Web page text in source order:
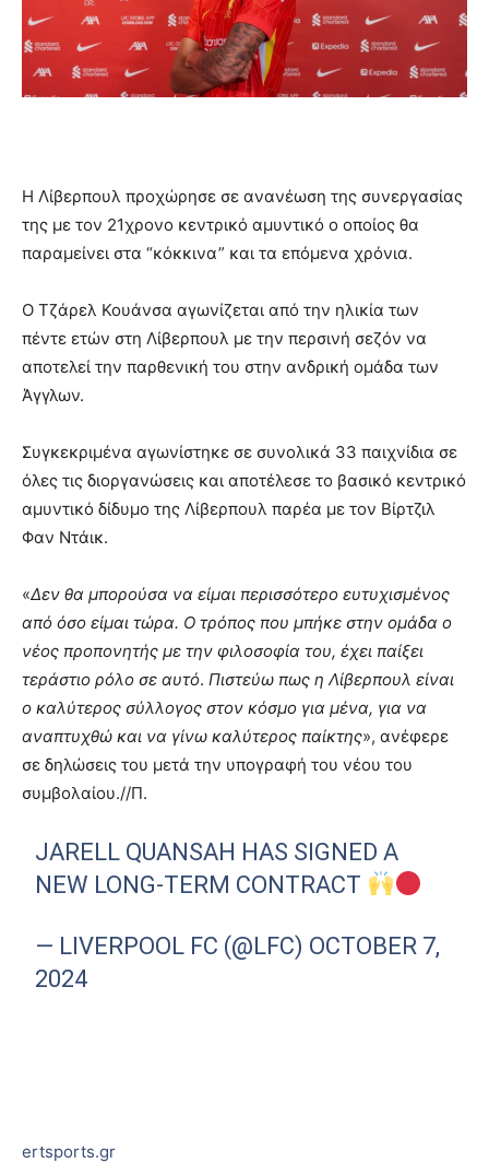
Η Λίβερπουλ προχώρησε σε ανανέωση της συνεργασίας
της με τον 21χρονο κεντρικό αμυντικό ο οποίος θα
παραμείνει στα “κόκκινα” και τα επόμενα χρόνια.
Ο Τζάρελ Κουάνσα αγωνίζεται από την ηλικία των
πέντε ετών στη Λίβερπουλ με την περσινή σεζόν να
αποτελεί την παρθενική του στην ανδρική ομάδα των
Άγγλων.
Συγκεκριμένα αγωνίστηκε σε συνολικά 33 παιχνίδια σε
όλες τις διοργανώσεις και αποτέλεσε το βασικό κεντρικό
αμυντικό δίδυμο της Λίβερπουλ παρέα με τον Βίρτζιλ
Φαν Ντάικ.
«Δεν θα μπορούσα να είμαι περισσότερο ευτυχισμένος
από όσο είμαι τώρα. Ο τρόπος που μπήκε στην ομάδα ο
νέος προπονητής με την φιλοσοφία του, έχει παίξει
τεράστιο ρόλο σε αυτό. Πιστεύω πως η Λίβερπουλ είναι
ο καλύτερος σύλλογος στον κόσμο για μένα, για να
αναπτυχθώ και να γίνω καλύτερος παίκτης», ανέφερε
σε δηλώσεις του μετά την υπογραφή του νέου του
συμβολαίου.//Π.
JARELL QUANSAH HAS SIGNED A
NEW LONG-TERM CONTRACT
— LIVERPOOL FC (@LFC) OCTOBER 7,
2024
ertsports.gr